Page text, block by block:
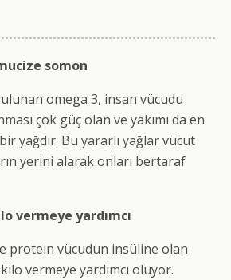
somon
omega 3, insan vücudu
çok güç olan ve yakımı da en
yağdır. Bu yararlı yağlar vücut
yerini alarak onları bertaraf
vermeye yardımcı
protein vücudun insüline olan
vermeye yardımcı oluyor.